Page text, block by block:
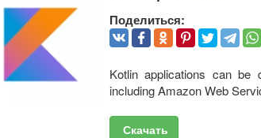
Поделиться:
Kotlin applications can be
including Amazon Web
Скачать